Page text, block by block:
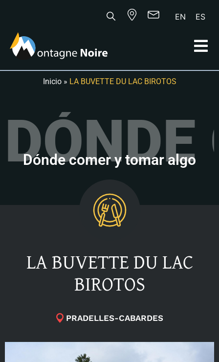
EN ES
Inicio» LA BUVETTE DU LAC BIROTOS
Dónde comer y tomar algo
LA BUVETTE DU LAC
BIROTOS
PRADELLES-CABARDES